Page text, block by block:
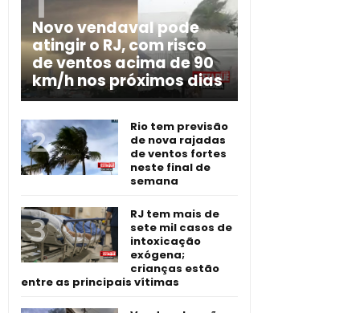
Novo vendaval pode
atingir o RJ, com risco
de ventos acima de 90
km/h nos próximos dias
Rio tem previsão
de nova rajadas
de ventos fortes
neste final de
semana
RJ tem mais de
sete mil casos de
intoxicação
exógena;
crianças estão
entre as principais vítimas